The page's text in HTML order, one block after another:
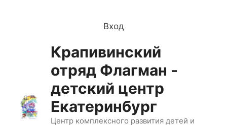
Вход
Крапивинский
отряд Флагман -
детский центр
Екатеринбург
Центр комплексного развития детей и